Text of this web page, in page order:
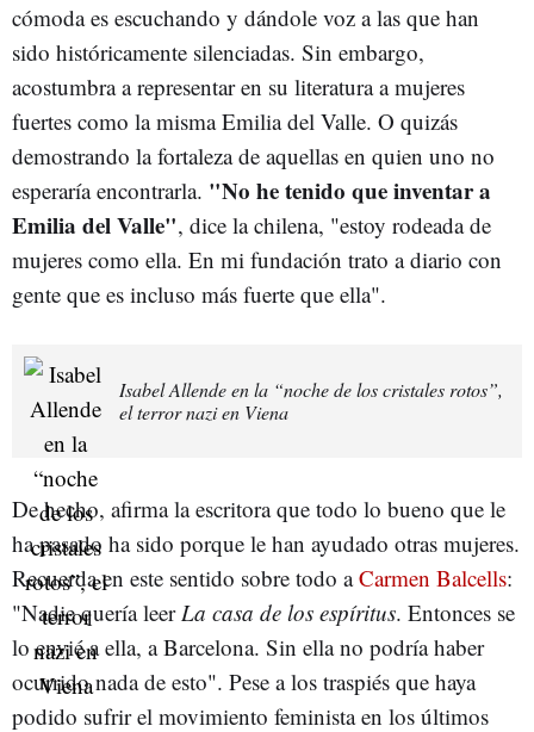
cómoda es escuchando y dándole voz a las que han
sido históricamente silenciadas. Sin embargo,
acostumbra a representar en su literatura a mujeres
fuertes como la misma Emilia del Valle. O quizás
demostrando la fortaleza de aquellas en quien uno no
esperaría encontrarla. "No he tenido que inventar a
Emilia del Valle", dice la chilena, "estoy rodeada de
mujeres como ella. En mi fundación trato a diario con
gente que es incluso más fuerte que ella".
Isabel Allende en la “noche de los cristales rotos”,
el terror nazi en Viena
De hecho, afirma la escritora que todo lo bueno que le
ha pasado ha sido porque le han ayudado otras mujeres.
Recuerda en este sentido sobre todo aCarmen Balcells:
"Nadie quería leer La casa de los espíritus. Entonces se
lo envié a ella, a Barcelona. Sin ella no podría haber
ocurrido nada de esto". Pese a los traspiés que haya
podido sufrir el movimiento feminista en los últimos